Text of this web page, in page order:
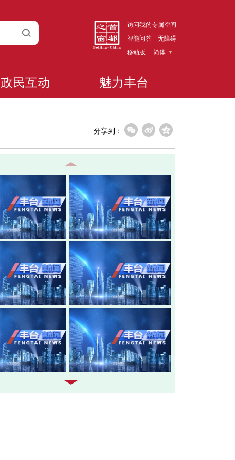
访问我的专属空间
智能问答
无障碍
移动版
简体
政民互动 魅力丰台
分享到：
20260805-丰台新闻
20260803-丰台新闻
20260730-丰台新闻